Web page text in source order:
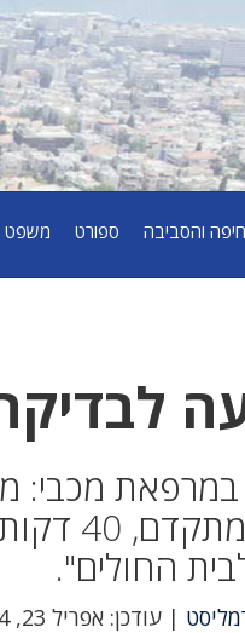
והסביבה ספורט משפט
החולים".
| עודכן: אפריל 23, 2024